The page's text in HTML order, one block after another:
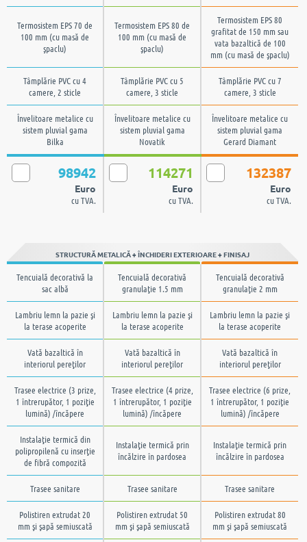
Termosistem EPS 70 de
100 mm (cu masă de
şpaclu)
Termosistem EPS 80 de
100 mm (cu masă de
şpaclu)
Termosistem EPS 80
grafitat de 150 mm sau
vata bazaltică de 100
mm (cu masă de şpaclu)
Tâmplărie PVC cu 4
camere, 2 sticle
Tâmplărie PVC cu 5
camere, 3 sticle
Tâmplărie PVC cu 7
camere, 3 sticle
Învelitoare metalice cu
sistem pluvial gama
Bilka
Învelitoare metalice cu
sistem pluvial gama
Novatik
Învelitoare metalice cu
sistem pluvial gama
Gerard Diamant
98942
Euro
cu TVA.
114271
Euro
cu TVA.
132387
Euro
cu TVA.
STRUCTURĂ METALICĂ + ÎNCHIDERI EXTERIOARE + FINISAJ
Tencuială decorativă la
sac albă
Tencuială decorativă
granulaţie 1.5 mm
Tencuială decorativă
granulaţie 2 mm
Lambriu lemn la pazie şi
la terase acoperite
Lambriu lemn la pazie şi
la terase acoperite
Lambriu lemn la pazie şi
la terase acoperite
Vată bazaltică în
interiorul pereţilor
Vată bazaltică în
interiorul pereţilor
Vată bazaltică în
interiorul pereţilor
Trasee electrice (3 prize,
1 întrerupător, 1 poziţie
lumină) /încăpere
Trasee electrice (4 prize,
1 întrerupător, 1 poziţie
lumină) /încăpere
Trasee electrice (6 prize,
1 întrerupător, 1 poziţie
lumină) /încăpere
Instalaţie termică din
polipropilenă cu inserţie
de fibră compozită
Instalaţie termică prin
încălzire în pardosea
Instalaţie termică prin
încălzire în pardosea
Trasee sanitare Trasee sanitare Trasee sanitare
Polistiren extrudat 20
mm şi şapă semiuscată
Polistiren extrudat 50
mm şi şapă semiuscată
Polistiren extrudat 80
mm şi şapă semiuscată